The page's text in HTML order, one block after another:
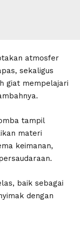
atmosfer
sekaligus
giat mempelajari
tampil
materi
keimanan,
baik sebagai
dengan